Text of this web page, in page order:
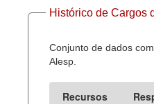
Dados Governamentais
Planejamento
Catálogo de dados
Processo Legislativo
Histórico de Cargos
Conjunto de dados
Alesp.
Recursos